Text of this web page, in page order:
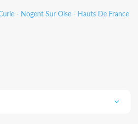
- Nogent Sur Oise - Hauts De France